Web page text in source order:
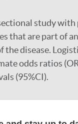
study with
that are part of
the disease.
odds ratios
(95%CI).
linked to 137